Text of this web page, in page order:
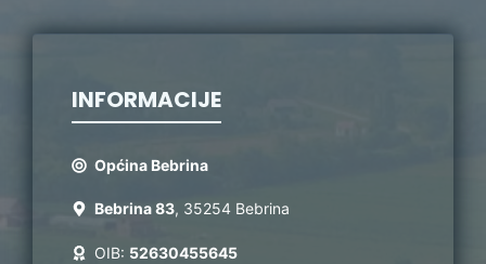
INFORMACIJE
Općina Bebrina
Bebrina 83, 35254 Bebrina
OIB: 52630455645